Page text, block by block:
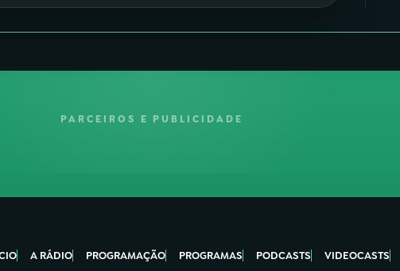
PARCEIROS E PUBLICIDADE
A RÁDIO PROGRAMAÇÃO PROGRAMAS PODCASTS VIDEOCASTS